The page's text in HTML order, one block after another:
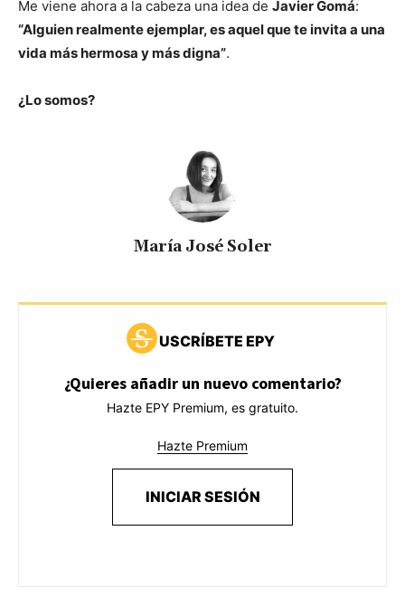
Me viene ahora a la cabeza una idea de Javier Gomá:
“Alguien realmente ejemplar, es aquel que te invita a una
vida más hermosa y más digna”.
¿Lo somos?
María José Soler
USCRÍBETE EPY
¿Quieres añadir un nuevo comentario?
Hazte EPY Premium, es gratuito.
Hazte Premium
INICIAR SESIÓN